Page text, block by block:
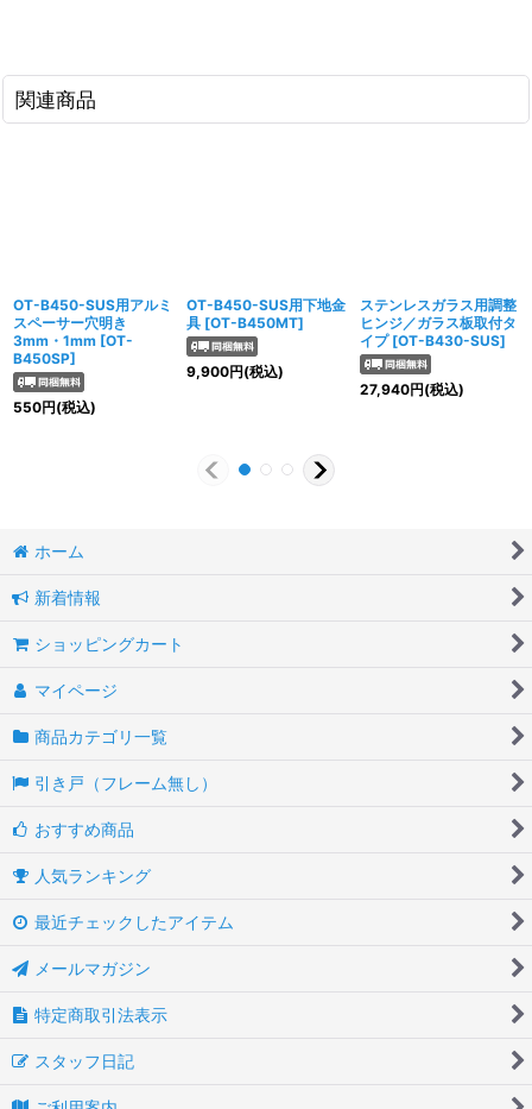
関連商品
OT-B450-SUS用アルミ
スペーサー穴明き
3mm・1mm [OT-
B450SP]
550円(税込)
OT-B450-SUS用下地金
具 [OT-B450MT]
9,900円(税込)
ステンレスガラス用調整
ヒンジ／ガラス板取付タ
イプ [OT-B430-SUS]
27,940円(税込)
ホーム
新着情報
ショッピングカート
マイページ
商品カテゴリ一覧
引き戸（フレーム無し）
おすすめ商品
人気ランキング
最近チェックしたアイテム
メールマガジン
特定商取引法表示
スタッフ日記